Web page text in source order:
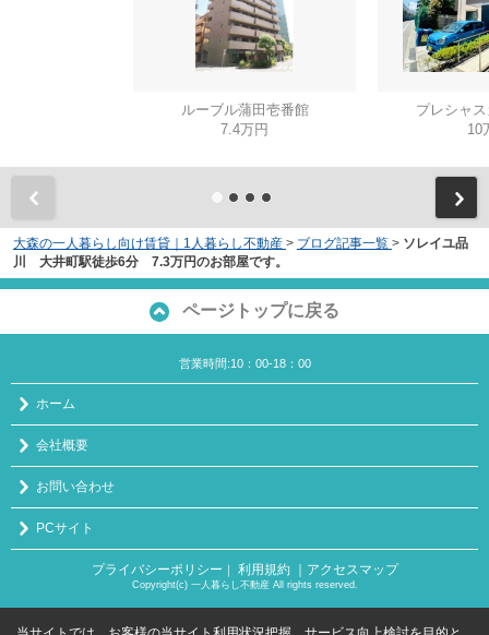
ルーブル蒲田壱番館
7.4万円
プレシャ
10
大森の一人暮らし向け賃貸｜1人暮らし不動産 > ブログ記事一覧 > ソレイユ品
川 大井町駅徒歩6分 7.3万円のお部屋です。
ページトップに戻る
営業時間:10：00-18：00
ホーム
会社概要
お問い合わせ
PCサイト
プライバシーポリシー 利用規約 ｜アクセスマップ
Copyright(c) 一人暮らし不動産 All rights reserved.